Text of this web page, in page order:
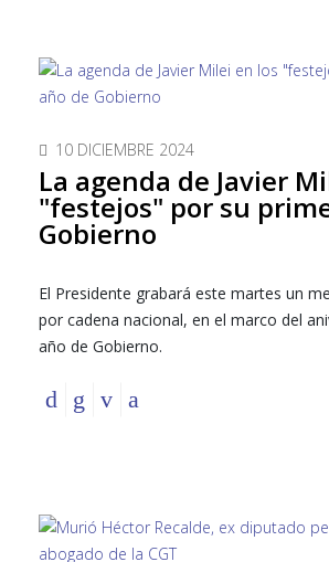
10 DICIEMBRE 2024
La agenda de Javier
"festejos" por su
Gobierno
El Presidente grabará este martes un
por cadena nacional, en el marco del
año de Gobierno.